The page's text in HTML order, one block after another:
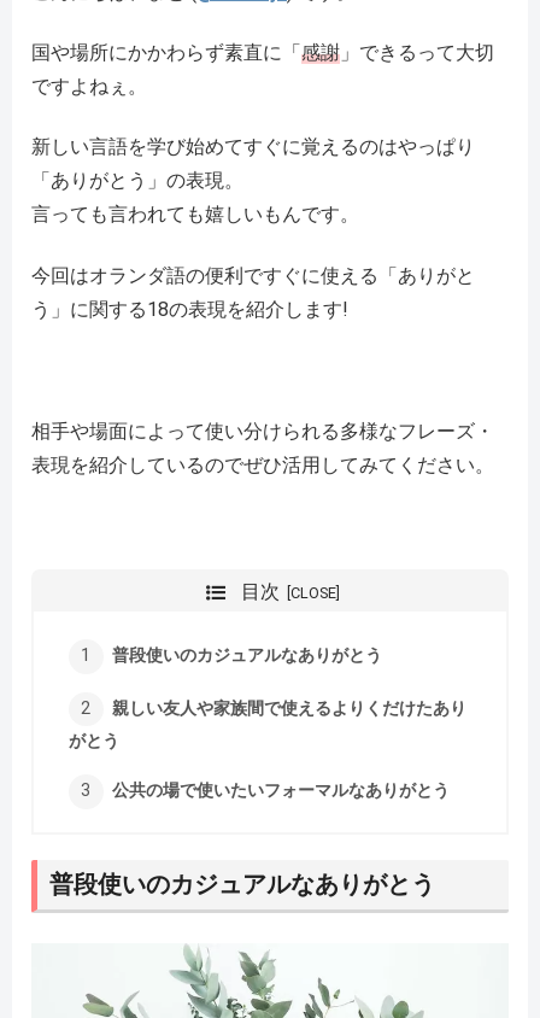
国や場所にかかわらず素直に「感謝 」できるって大切
ですよねぇ。
新しい言語を学び始めてすぐに覚えるのはやっぱり
「ありがとう」の表現。
言っても言われても嬉しいもんです。
今回はオランダ語の便利ですぐに使える「ありがと
う」に関する18の表現を紹介します!
相手や場面によって使い分けられる多様なフレーズ・
表現を紹介しているのでぜひ活用してみてください。
目次
普段使いのカジュアルなありがとう
親しい友人や家族間で使えるよりくだけたあり
がとう
公共の場で使いたいフォーマルなありがとう
普段使いのカジュアルなありがとう